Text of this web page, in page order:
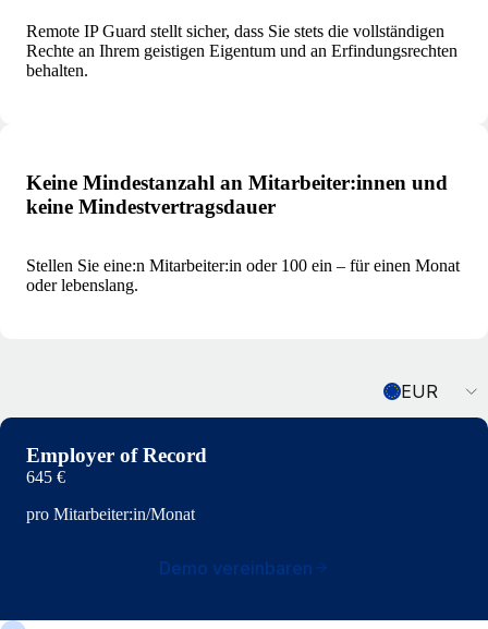
Remote IP Guard stellt sicher, dass Sie stets die vollständigen
Rechte an Ihrem geistigen Eigentum und an Erfindungsrechten
behalten.
Keine Mindestanzahl an Mitarbeiter:innen und
keine Mindestvertragsdauer
Stellen Sie eine:n Mitarbeiter:in oder 100 ein – für einen Monat
oder lebenslang.
EUR
Employer of Record
645 €
pro Mitarbeiter:in/Monat
Demo vereinbaren